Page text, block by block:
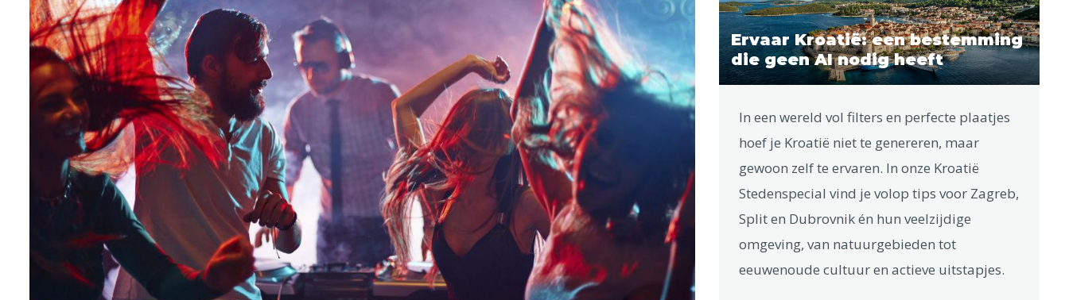
Ervaar Kroatië: een bestemming
die geen AI nodig heeft
In een wereld vol filters en perfecte plaatjes
hoef je Kroatië niet te genereren, maar
gewoon zelf te ervaren. In onze Kroatië
Stedenspecial vind je volop tips voor Zagreb,
Split en Dubrovnik én hun veelzijdige
omgeving, van natuurgebieden tot
eeuwenoude cultuur en actieve uitstapjes.